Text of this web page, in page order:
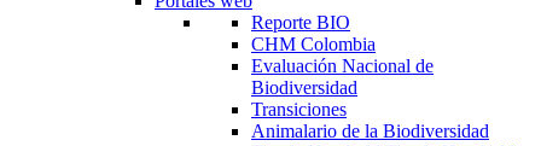
Reporte BIO
CHM Colombia
Evaluación Nacional de
Biodiversidad
Transiciones
Animalario de la Biodiversidad